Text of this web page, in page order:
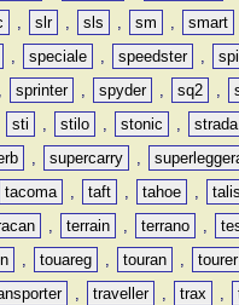
, slr , sls , sm , smart
, speciale , speedster ,
, sprinter , spyder , sq2 ,
sti , stilo , stonic , strada
, supercarry ,
tacoma , taft , tahoe ,
, terrain , terrano ,
, touareg , touran , tourer
, traveller , trax ,